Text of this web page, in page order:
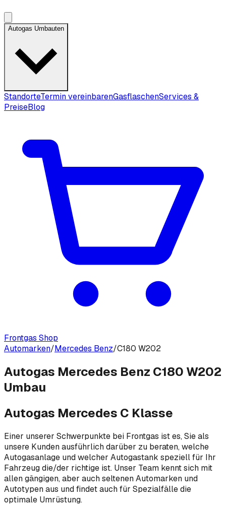
Autogas Umbauten
StandorteTermin vereinbarenGasflaschenServices &
PreiseBlog
Frontgas Shop
Automarken/Mercedes Benz/C180 W202
Autogas Mercedes Benz C180 W202
Umbau
Autogas Mercedes C Klasse
Einer unserer Schwerpunkte bei Frontgas ist es, Sie als
unsere Kunden ausführlich darüber zu beraten, welche
Autogasanlage und welcher Autogastank speziell für Ihr
Fahrzeug die/der richtige ist. Unser Team kennt sich mit
allen gängigen, aber auch seltenen Automarken und
Autotypen aus und findet auch für Spezialfälle die
optimale Umrüstung.